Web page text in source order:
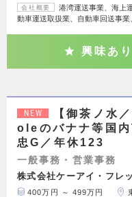
会社概要
港湾運送事業、海上
動車運送取扱業、自動車回送事
興味あり
NEW
【御茶ノ水
oleのバナナ等国
忠G／年休123
一般事務・営業事務
株式会社ケーアイ・フレ
400万円 ～ 499万円